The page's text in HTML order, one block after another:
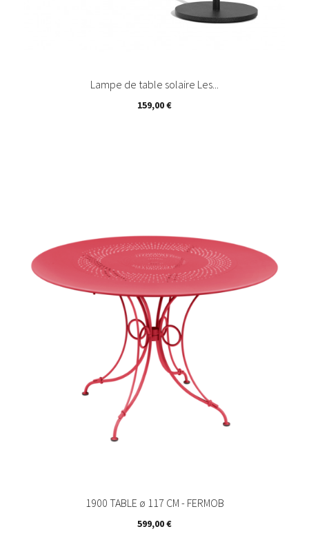
Lampe de table solaire Les...
Prix
159,00 €
1900 TABLE ø 117 CM - FERMOB
Prix
599,00 €